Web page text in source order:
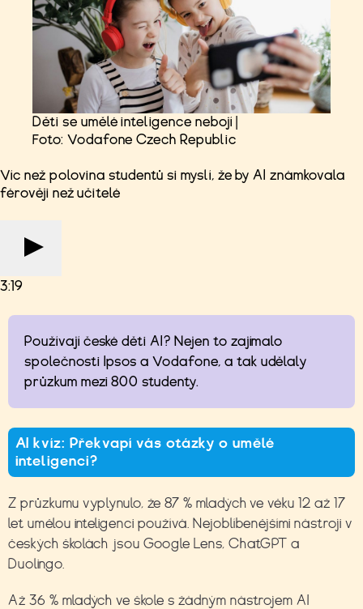
Děti se umělé inteligence nebojí |
Foto: Vodafone Czech Republic
Víc než polovina studentů si myslí, že by AI známkovala
férověji než učitelé
3:19
Používají české děti AI? Nejen to zajímalo
společnosti Ipsos a Vodafone, a tak udělaly
průzkum mezi 800 studenty.
AI kvíz: Překvapí vás otázky o umělé
inteligenci?
Z průzkumu vyplynulo, že 87 % mladých ve věku 12 až 17
let umělou inteligenci používá. Nejoblíbenějšími nástroji v
českých školách jsou Google Lens, ChatGPT a
Duolingo.
Až 36 % mladých ve škole s žádným nástrojem AI